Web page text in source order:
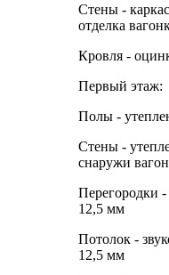
Стены -
отделка
Кровля -
Первый этаж:
Полы -
Стены -
снаружи
Перегородки -
12,5 мм
Потолок -
12,5 мм